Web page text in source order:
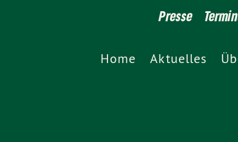
Presse
Home Aktuelles